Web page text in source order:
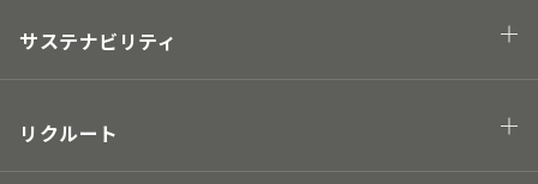
プロジェクト
Hawaii project
サステナビリティ
街の未来につながる
人の未来につながる
リクルート